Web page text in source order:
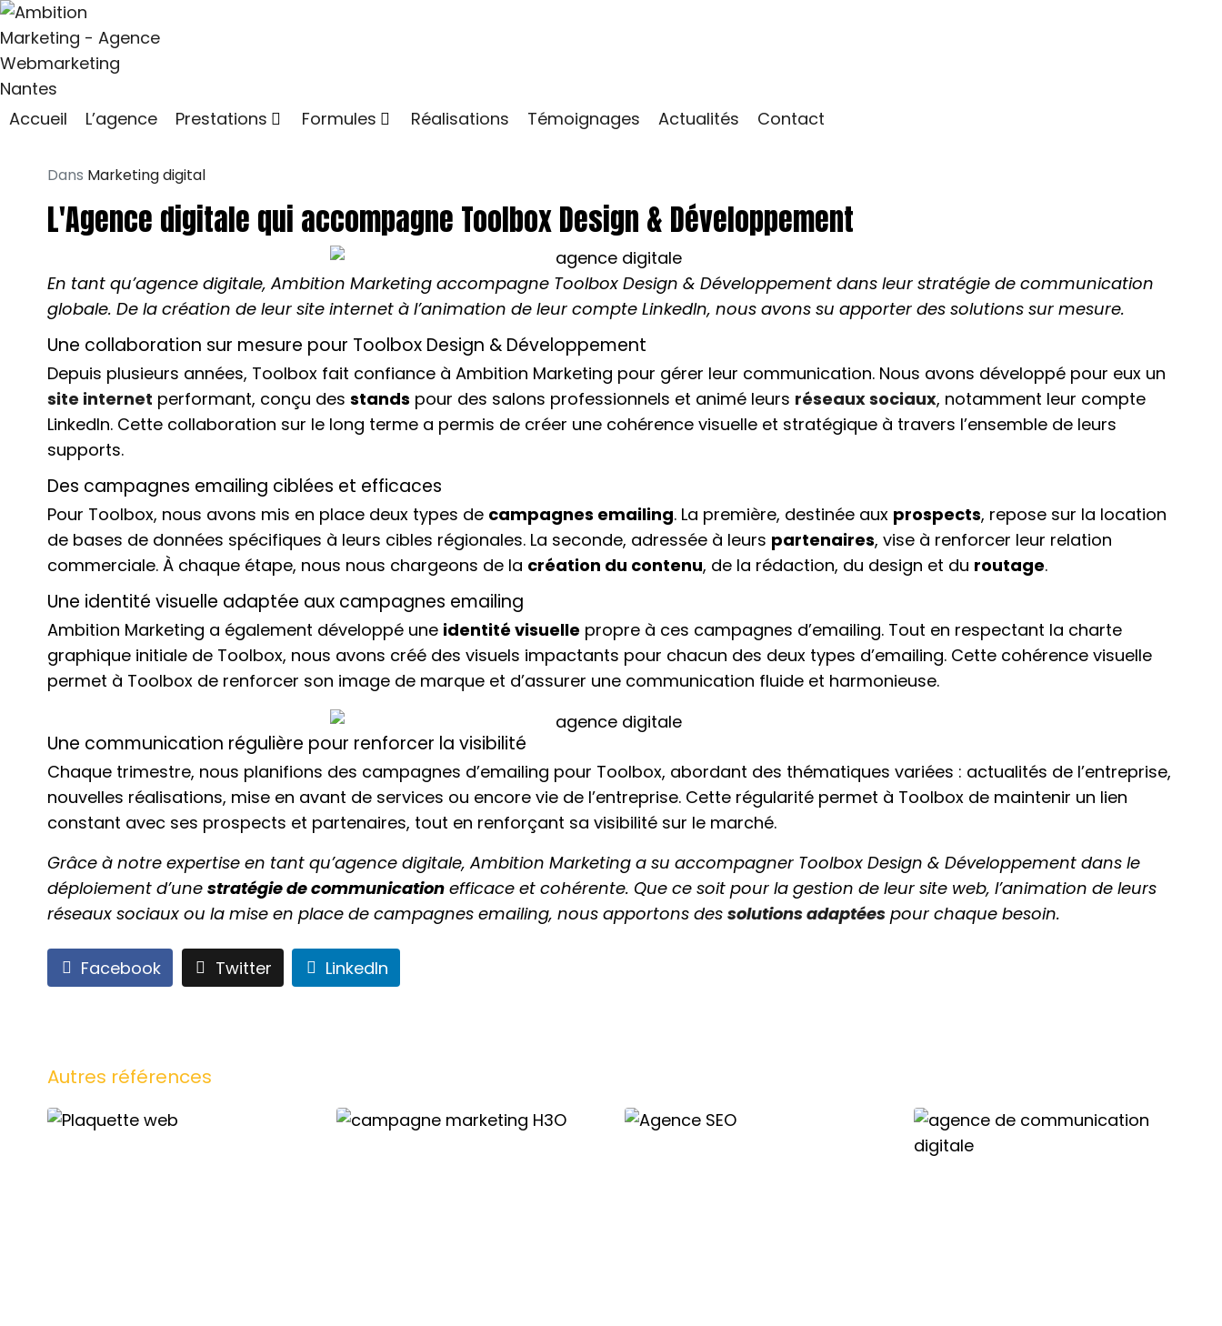
Accueil L’agence Prestations Formules Réalisations Témoignages Actualités Contact
Dans Marketing digital
L'Agence digitale qui accompagne Toolbox Design & Développement
En tant qu’agence digitale, Ambition Marketing accompagne Toolbox Design & Développement dans leur stratégie de communication
globale. De la création de leur site internet à l’animation de leur compte LinkedIn, nous avons su apporter des solutions sur mesure.
Une collaboration sur mesure pour Toolbox Design & Développement
Depuis plusieurs années, Toolbox fait confiance à Ambition Marketing pour gérer leur communication. Nous avons développé pour eux un
site internet performant, conçu des stands pour des salons professionnels et animé leurs réseaux sociaux, notamment leur compte
LinkedIn. Cette collaboration sur le long terme a permis de créer une cohérence visuelle et stratégique à travers l’ensemble de leurs
supports.
Des campagnes emailing ciblées et efficaces
Pour Toolbox, nous avons mis en place deux types de campagnes emailing. La première, destinée aux prospects, repose sur la location
de bases de données spécifiques à leurs cibles régionales. La seconde, adressée à leurs partenaires, vise à renforcer leur relation
commerciale. À chaque étape, nous nous chargeons de la création du contenu, de la rédaction, du design et du routage.
Une identité visuelle adaptée aux campagnes emailing
Ambition Marketing a également développé une identité visuelle propre à ces campagnes d’emailing. Tout en respectant la charte
graphique initiale de Toolbox, nous avons créé des visuels impactants pour chacun des deux types d’emailing. Cette cohérence visuelle
permet à Toolbox de renforcer son image de marque et d’assurer une communication fluide et harmonieuse.
Une communication régulière pour renforcer la visibilité
Chaque trimestre, nous planifions des campagnes d’emailing pour Toolbox, abordant des thématiques variées : actualités de l’entreprise,
nouvelles réalisations, mise en avant de services ou encore vie de l’entreprise. Cette régularité permet à Toolbox de maintenir un lien
constant avec ses prospects et partenaires, tout en renforçant sa visibilité sur le marché.
Grâce à notre expertise en tant qu’agence digitale, Ambition Marketing a su accompagner Toolbox Design & Développement dans le
déploiement d’une stratégie de communication efficace et cohérente. Que ce soit pour la gestion de leur site web, l’animation de leurs
réseaux sociaux ou la mise en place de campagnes emailing, nous apportons des solutions adaptées pour chaque besoin.
Facebook Twitter LinkedIn
Autres références